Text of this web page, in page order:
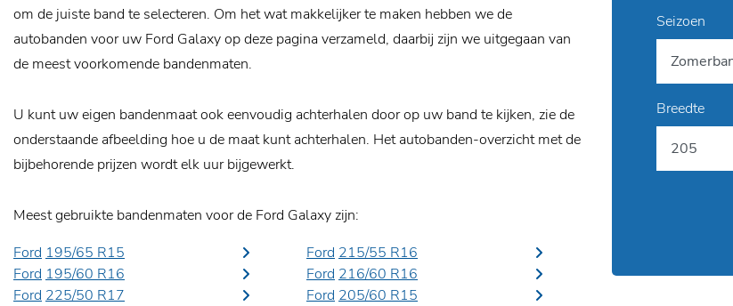
om de juiste band te selecteren. Om het wat makkelijker te maken hebben we de
autobanden voor uw Ford Galaxy op deze pagina verzameld, daarbij zijn we uitgegaan van
de meest voorkomende bandenmaten.
U kunt uw eigen bandenmaat ook eenvoudig achterhalen door op uw band te kijken, zie de
onderstaande afbeelding hoe u de maat kunt achterhalen. Het autobanden-overzicht met de
bijbehorende prijzen wordt elk uur bijgewerkt.
Meest gebruikte bandenmaten voor de Ford Galaxy zijn:
Ford 195/65 R15
Ford 195/60 R16
Ford 225/50 R17
Ford 215/55 R16
Ford 216/60 R16
Ford 205/60 R15
Seizoen
Breedte